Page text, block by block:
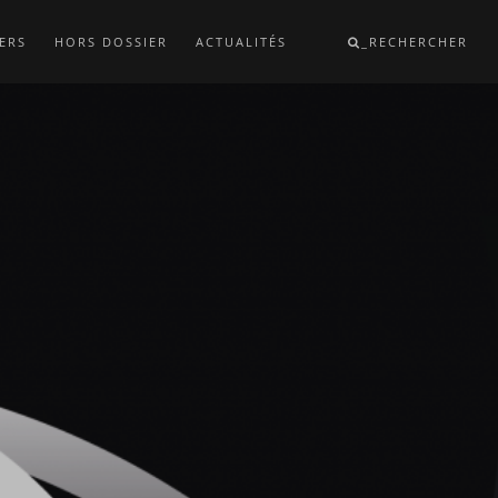
HORS DOSSIER ACTUALITÉS _RECHERCHER